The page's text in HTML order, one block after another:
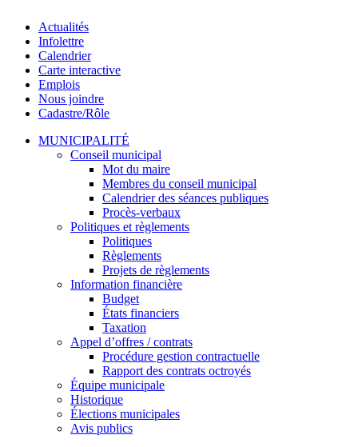
Actualités
Infolettre
Calendrier
Carte interactive
Emplois
Nous joindre
Cadastre/Rôle
MUNICIPALITÉ
Conseil municipal
Mot du maire
Membres du conseil municipal
Calendrier des séances publiques
Procès-verbaux
Politiques et règlements
Politiques
Règlements
Projets de règlements
Information financière
Budget
États financiers
Taxation
Appel d’offres / contrats
Procédure gestion contractuelle
Rapport des contrats octroyés
Équipe municipale
Historique
Élections municipales
Avis publics